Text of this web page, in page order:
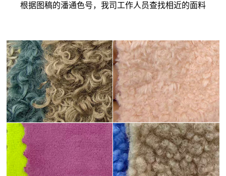
根据图稿的潘通色号，我司工作人员查找相近的面料